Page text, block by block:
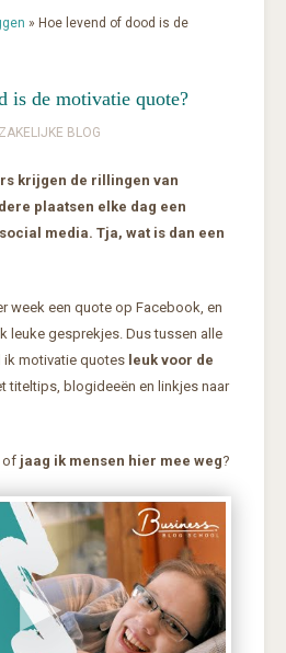
» Hoe levend of dood is de
is de motivatie quote?
BLOG
krijgen de rillingen van
plaatsen elke dag een
media. Tja, wat is dan een
week een quote op Facebook, en
leuke gesprekjes. Dus tussen alle
motivatie quotes leuk voor de
titeltips, blogideeën en linkjes naar
of jaag ik mensen hier mee weg?